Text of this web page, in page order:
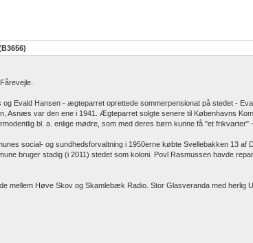
og Evald Hansen - ægteparret oprettede sommerpensionat på stedet -
Asnæs var den ene i 1941. Ægteparret solgte senere til Københavns
bl. a. enlige mødre, som med deres børn kunne få "et frikvarter"
social- og sundhedsforvaltning i 1950erne købte Svellebakken 13 af
bruger stadig (i 2011) stedet som koloni. Povl Rasmussen havde
mellem Høve Skov og Skamlebæk Radio. Stor Glasveranda med herlig